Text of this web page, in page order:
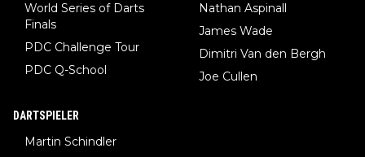
World Series of Darts
Finals
PDC Challenge Tour
PDC Q-School
Nathan Aspinall
James Wade
Dimitri Van den Bergh
Joe Cullen
DARTSPIELER
Martin Schindler